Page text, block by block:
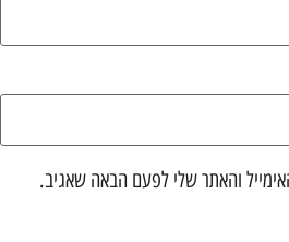
והאתר שלי לפעם הבאה שאגיב.